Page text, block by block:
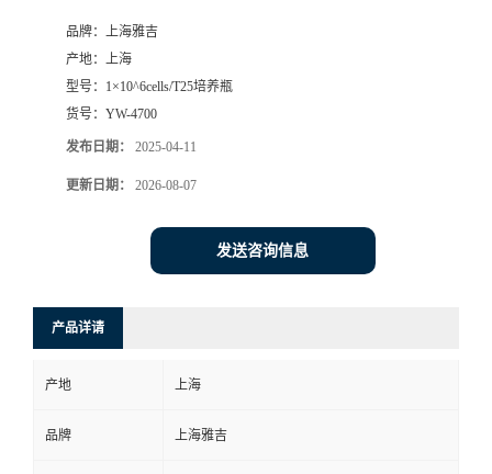
品牌： 上海雅吉
产地： 上海
型号： 1×10^6cells/T25培养瓶
货号： YW-4700
发布日期： 2025-04-11
更新日期： 2026-08-07
发送咨询信息
产品详请
产地 上海
品牌 上海雅吉